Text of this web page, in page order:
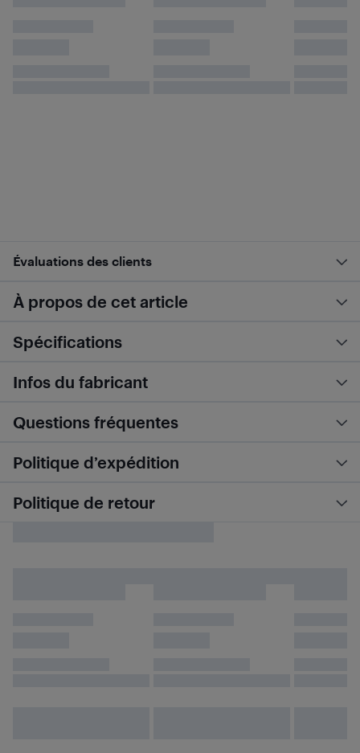
Évaluations des clients
À propos de cet article
Spécifications
Infos du fabricant
Questions fréquentes
Politique d’expédition
Politique de retour